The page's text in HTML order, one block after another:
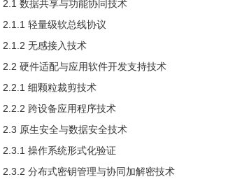
2.1 数据共享与功能协同技术
2.1.1 轻量级软总线协议
2.1.2 无感接入技术
2.2 硬件适配与应用软件开发支持技术
2.2.1 细颗粒裁剪技术
2.2.2 跨设备应用程序技术
2.3 原生安全与数据安全技术
2.3.1 操作系统形式化验证
2.3.2 分布式密钥管理与协同加解密技术